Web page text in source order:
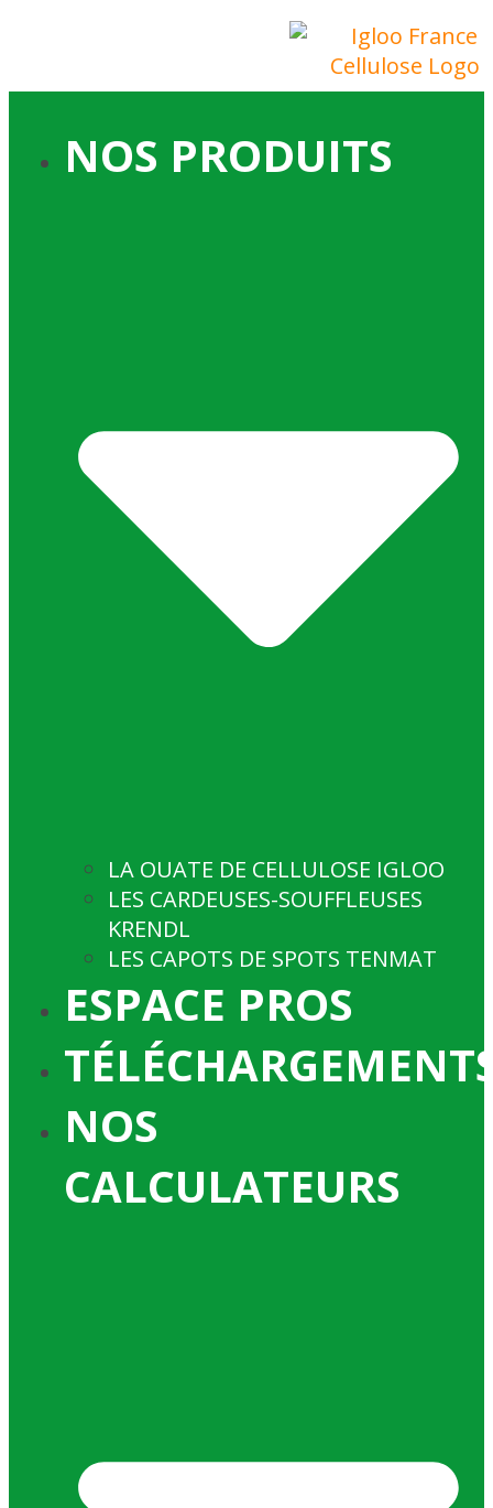
NOS PRODUITS
LA OUATE DE CELLULOSE IGLOO
LES CARDEUSES-SOUFFLEUSES
KRENDL
LES CAPOTS DE SPOTS TENMAT
ESPACE PROS
NOS
CALCULATEURS